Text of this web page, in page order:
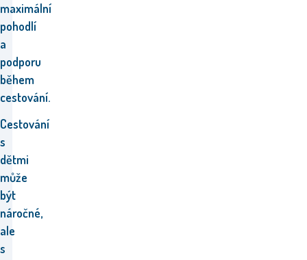
maximální
pohodlí
a
podporu
během
cestování.
Cestování
s
dětmi
může
být
náročné,
ale
s